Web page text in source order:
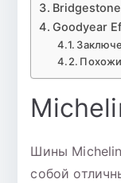
Goodyear
Шины
собой